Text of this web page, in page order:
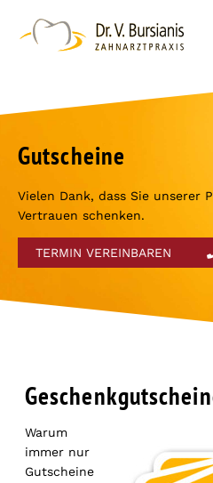
Gutscheine
Vielen Dank, dass Sie unserer
Vertrauen schenken.
TERMIN VEREINBAREN
Warum
immer nur
Gutscheine